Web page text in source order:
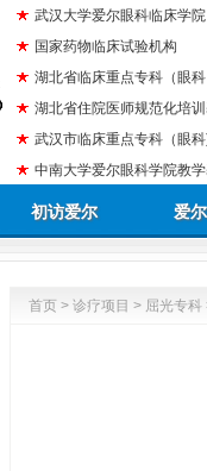
武汉大学爱尔眼科临床学院
国家药物临床试验机构
湖北省临床重点专科（眼科
湖北省住院医师规范化培
武汉市临床重点专科（眼
中南大学爱尔眼科学院教
初访爱尔 爱
首页 > 诊疗项目 > 屈光专科